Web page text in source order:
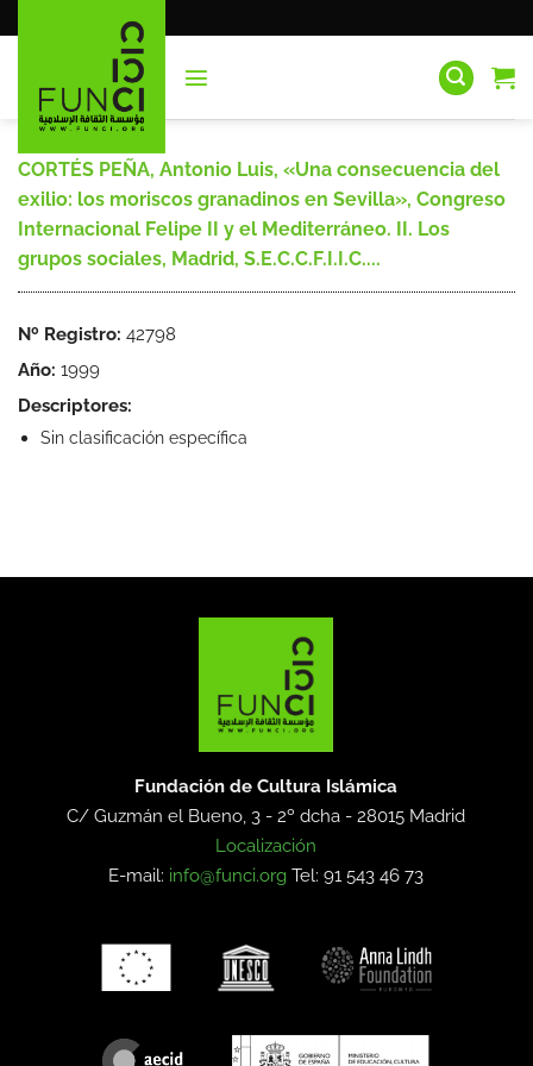
al
CORTÉS PEÑA, Antonio Luis, «Una consecuencia del
exilio: los moriscos granadinos en Sevilla», Congreso
Internacional Felipe II y el Mediterráneo. II. Los
grupos sociales, Madrid, S.E.C.C.F.I.I.C....
Nº Registro: 42798
Año: 1999
Descriptores:
Sin clasificación específica
Fundación de Cultura Islámica
C/ Guzmán el Bueno, 3 - 2º dcha -28015 Madrid
Localización
E-mail: info@funci.org Tel: 91 543 46 73